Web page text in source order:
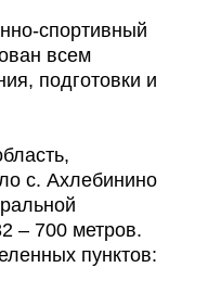
спортивный
всем
подготовки и
с. Ахлебинино
– 700 метров.
пунктов: